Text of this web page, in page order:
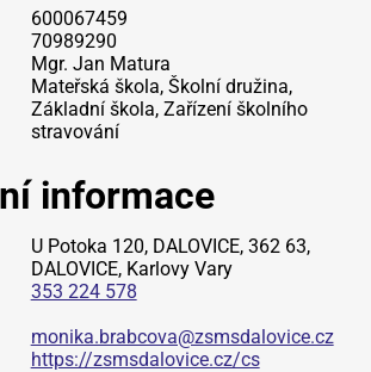
600067459
70989290
Mgr. Jan Matura
Mateřská škola, Školní družina,
Základní škola, Zařízení školního
stravování
informace
U Potoka 120, DALOVICE, 362 63,
DALOVICE, Karlovy Vary
353 224 578
monika.brabcova@zsmsdalovice.cz
https://zsmsdalovice.cz/cs